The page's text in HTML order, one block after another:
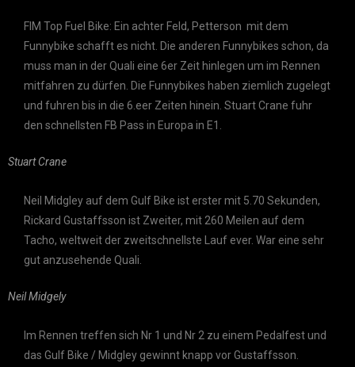
FIM Top Fuel Bike: Ein achter Feld, Petterson mit dem
Funnybike schafft es nicht. Die anderen Funnybikes schon, da
muss man in der Quali eine 6er Zeit hinlegen um im Rennen
mitfahren zu dürfen. Die Funnybikes haben ziemlich zugelegt
und fuhren bis in die 6.eer Zeiten hinein. Stuart Crane fuhr
den schnellsten FB Pass in Europa in E1.
Stuart Crane
Neil Midgley auf dem Gulf Bike ist erster mit 5.70 Sekunden,
Rickard Gustaffsson ist Zweiter, mit 260 Meilen auf dem
Tacho, weltweit der zweitschnellste Lauf ever. War eine sehr
gut anzusehende Quali.
Neil Midgely
Im Rennen treffen sich Nr 1 und Nr 2 zu einem Pedalfest und
das Gulf Bike / Midgley gewinnt knapp vor Gustaffsson.